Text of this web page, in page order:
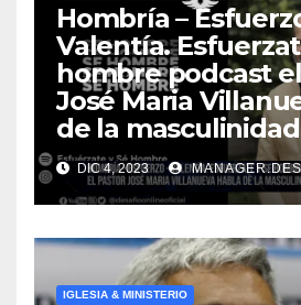
Hombría –
Valentía.
hombre podcast
José Maria
de la
DIC 4, 2023
IGLESIA & MINISTERIO